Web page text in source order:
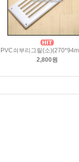
PVC쇠부리그릴(소
2,800원